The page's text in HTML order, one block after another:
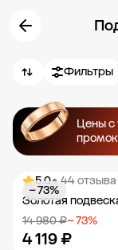
Фильтры
Цены с
5.0• 44 отзыва
Золотая
14 980 ₽− 73%
4 119 ₽
− 73%